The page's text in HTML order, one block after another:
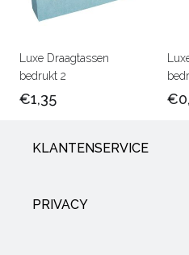
Luxe Draagtassen
bedrukt 2
€1,35
KLANTENSERVICE
PRIVACY